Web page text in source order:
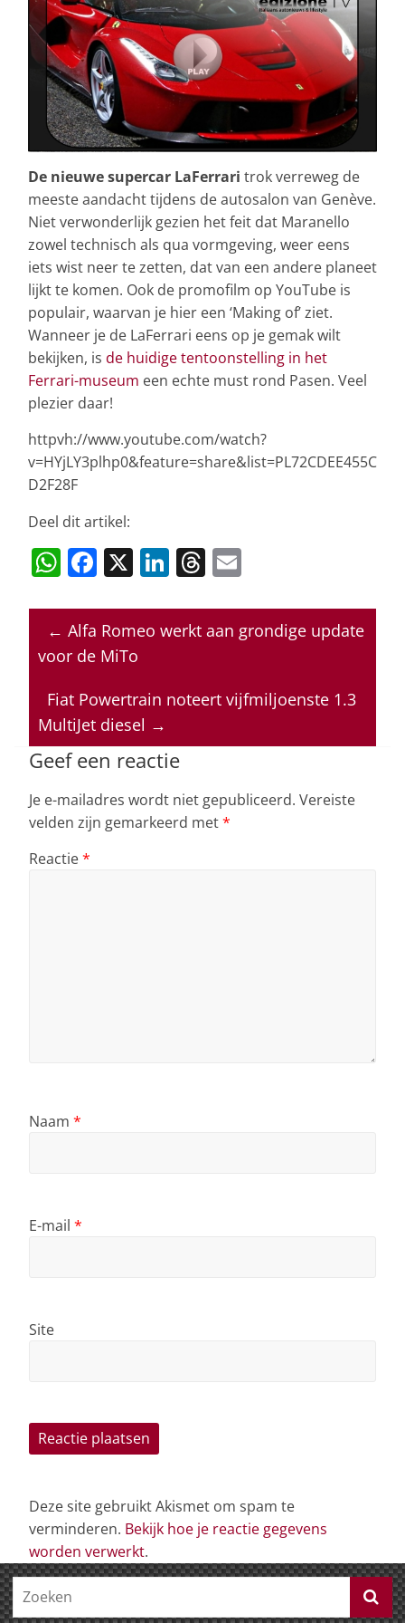
De nieuwe supercar LaFerrari trok verreweg de
meeste aandacht tijdens de autosalon van Genève.
Niet verwonderlijk gezien het feit dat Maranello
zowel technisch als qua vormgeving, weer eens
iets wist neer te zetten, dat van een andere planeet
lijkt te komen. Ook de promofilm op YouTube is
populair, waarvan je hier een ‘Making of’ ziet.
Wanneer je de LaFerrari eens op je gemak wilt
bekijken, is de huidige tentoonstelling in het
Ferrari-museum een echte must rond Pasen. Veel
plezier daar!
httpvh://www.youtube.com/watch?
v=HYjLY3plhp0&feature=share&list=PL72CDEE455C
D2F28F
Deel dit artikel:
W
at
s
p
p
F
c
e
o
o
k
X Li
k
e
n
T
re
a
s
ai
l
← Alfa Romeo werkt aan grondige update
voor de MiTo
Fiat Powertrain noteert vijfmiljoenste 1.3
MultiJet diesel →
Geef een reactie
Je e-mailadres wordt niet gepubliceerd. Vereiste
velden zijn gemarkeerd met*
Reactie*
Naam *
E-mail *
Site
Deze site gebruikt Akismet om spam te
verminderen. Bekijk hoe je reactie gegevens
worden verwerkt.